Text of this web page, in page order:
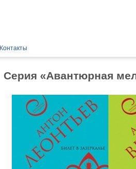
Контакты
Серия «Авантюрная